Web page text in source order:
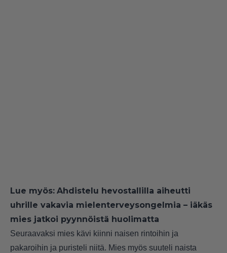
Lue myös: Ahdistelu hevostallilla aiheutti
uhrille vakavia mielenterveysongelmia – iäkäs
mies jatkoi pyynnöistä huolimatta
Seuraavaksi mies kävi kiinni naisen rintoihin ja
pakaroihin ja puristeli niitä. Mies myös suuteli naista